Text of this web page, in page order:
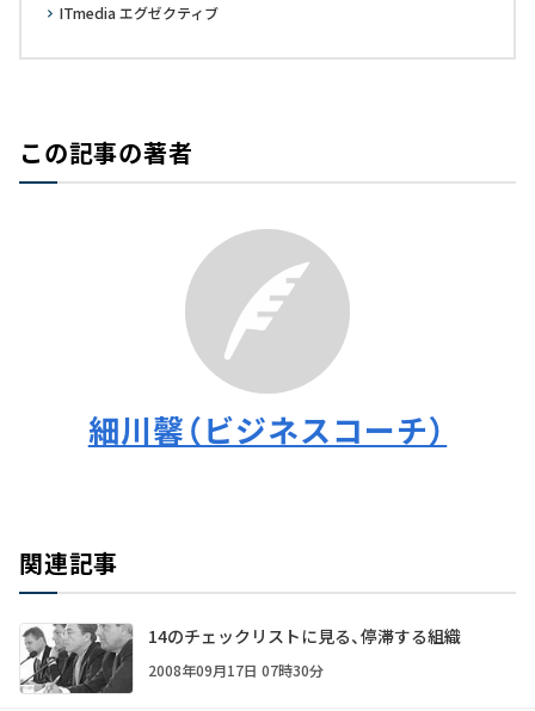
ITmedia エグゼクティブ
この記事の著者
細川馨（ビジネスコーチ）
関連記事
14のチェックリストに見る、停滞する組織
2008年09月17日 07時30分